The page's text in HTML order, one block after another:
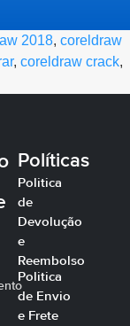
2018, coreldraw
, coreldraw crack,
Políticas
Politica
de
Devolução
e
Reembolso
Politica
de Envio
e Frete